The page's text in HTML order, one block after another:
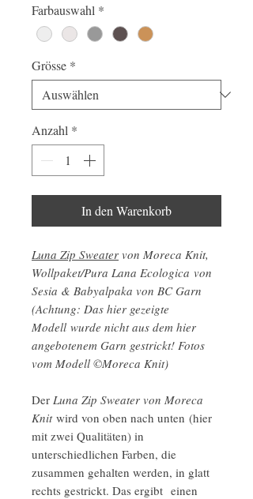
Farbauswahl *
Grösse *
Anzahl *
In den Warenkorb
Luna Zip Sweater von Moreca Knit,
Wollpaket/Pura Lana Ecologica von
Sesia & Babyalpaka von BC Garn
(Achtung: Das hier gezeigte
Modell wurde nicht aus dem hier
angebotenem Garn gestrickt! Fotos
vom Modell ©Moreca Knit)
Der Luna Zip Sweater von Moreca
Knit wird von oben nach unten (hier
mit zwei Qualitäten) in
unterschiedlichen Farben, die
zusammen gehalten werden, in glatt
rechts gestrickt. Das ergibt einen